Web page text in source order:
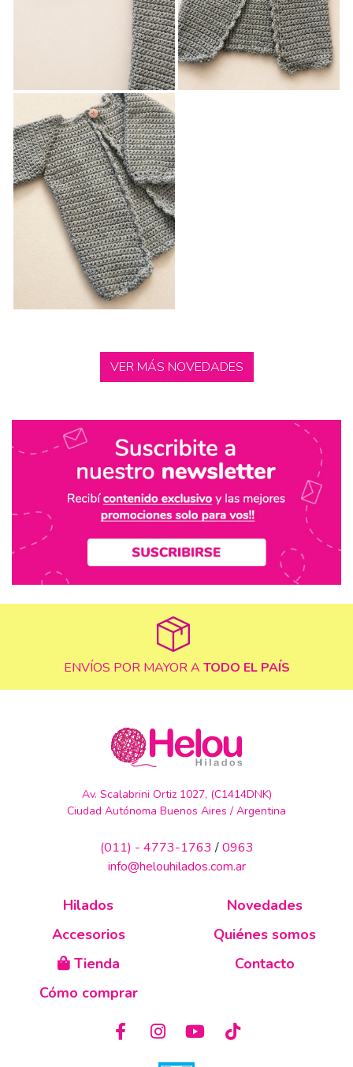
VER MÁS NOVEDADES
ENVÍOS POR MAYOR A TODO EL PAÍS
Av. Scalabrini Ortiz 1027, (C1414DNK)
Ciudad Autónoma Buenos Aires / Argentina
(011) - 4773-1763 /0963
info@helouhilados.com.ar
Hilados
Accesorios
Tienda
Cómo comprar
Novedades
Quiénes somos
Contacto